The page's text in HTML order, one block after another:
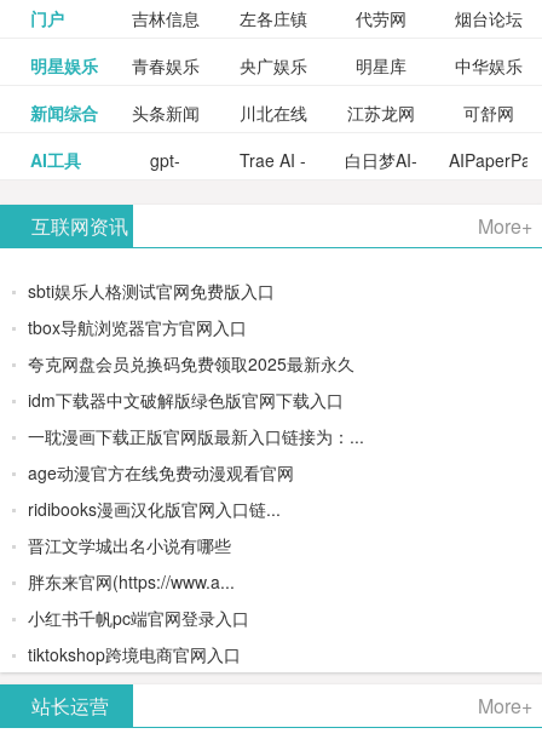
电影会推
荐好电影
给你。
社会保障 社会保障
检验检疫
业务网
委网 管局 办
湖北省粮
食局
更多>>
门户 吉林信息
网
左各庄镇
论坛
代劳网
烟台论坛
腾讯充值
中心
更多>>
明星娱乐 青春娱乐
网
央广娱乐
网,
明星库 中华娱乐
网
网易娱乐 更多>>
新闻综合 头条新闻 川北在线 江苏龙网
可舒网
巾帼网
更多>>
AI工具 gpt-
OpenAI最
新AI图像
生成器
Trae AI -
境/深度集
成
Doubao-
1.5-pro与
白日梦AI-
- AI论文写
高质量
PPT
互联网资讯 More+
sbti娱乐人格测试官网免费版入口
tbox导航浏览器官方官网入口
夸克网盘会员兑换码免费领取2025最新永久
idm下载器中文破解版绿色版官网下载入口
一耽漫画下载正版官网版最新入口链接为：...
age动漫官方在线免费动漫观看官网
ridibooks漫画汉化版官网入口链...
晋江文学城出名小说有哪些
胖东来官网(https://www.a...
小红书千帆pc端官网登录入口
tiktokshop跨境电商官网入口
站长运营 More+